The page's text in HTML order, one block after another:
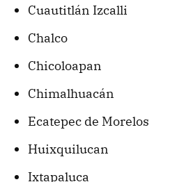
Cuautitlán Izcalli
Chalco
Chicoloapan
Chimalhuacán
Ecatepec de Morelos
Huixquilucan
Ixtapaluca